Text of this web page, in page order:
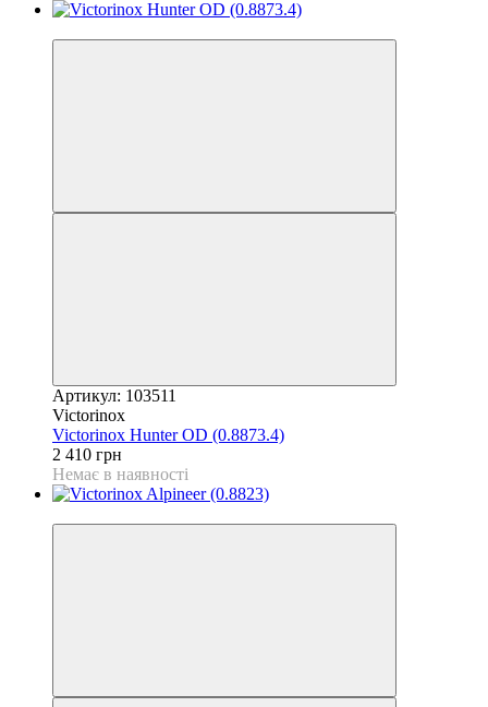
Артикул: 103511
Victorinox
Victorinox Hunter OD (0.8873.4)
2 410 грн
Немає в наявності